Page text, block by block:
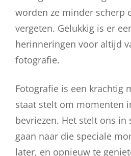
worden ze minder scherp
vergeten. Gelukkig is er
herinneringen voor altijd
fotografie.
Fotografie is een krachtig
staat stelt om momenten
bevriezen. Het stelt ons in
gaan naar die speciale
later, en opnieuw te